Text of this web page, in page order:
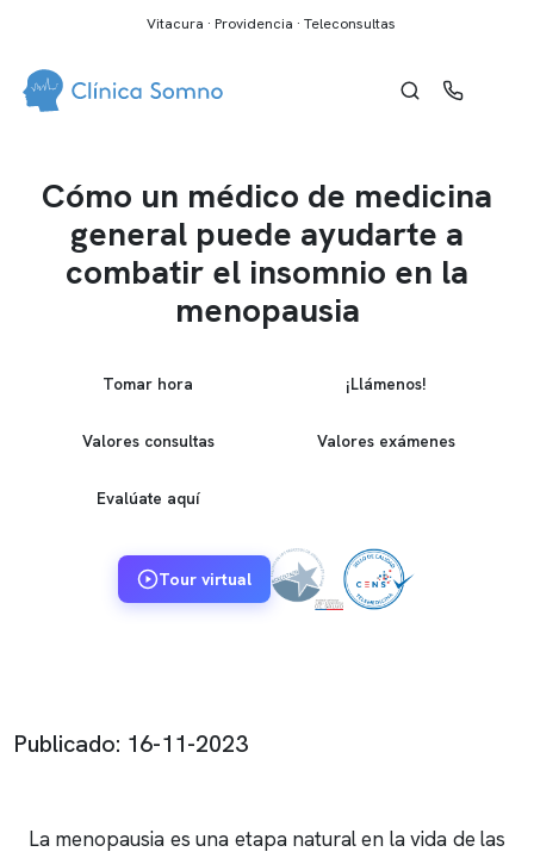
Vitacura · Providencia · Teleconsultas
Cómo un médico de medicina
general puede ayudarte a
combatir el insomnio en la
menopausia
Tomar hora ¡Llámenos!
Valores consultas Valores exámenes
Evalúate aquí
Tour virtual
Publicado: 16-11-2023
La menopausia es una etapa natural en la vida de las